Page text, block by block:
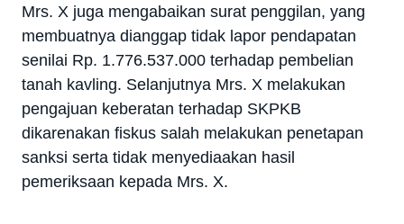
Mrs. X juga mengabaikan surat penggilan, yang
membuatnya dianggap tidak lapor pendapatan
senilai Rp. 1.776.537.000 terhadap pembelian
tanah kavling. Selanjutnya Mrs. X melakukan
pengajuan keberatan terhadap SKPKB
dikarenakan fiskus salah melakukan penetapan
sanksi serta tidak menyediaakan hasil
pemeriksaan kepada Mrs. X.